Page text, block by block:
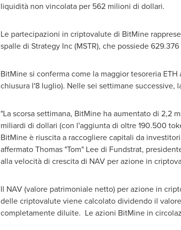
liquidità non vincolata per 562 milioni di dollari.
Le partecipazioni in criptovalute di BitMine
spalle di Strategy Inc (MSTR), che possiede
BitMine si conferma come la maggior tesoreria
chiusura l'8 luglio). Nelle sei settimane successive,
"La scorsa settimana, BitMine ha aumentato di
miliardi di dollari (con l'aggiunta di oltre 190.500
BitMine è riuscita a raccogliere capitali da
affermato Thomas "Tom" Lee di Fundstrat,
alla velocità di crescita di NAV per azione in
Il NAV (valore patrimoniale netto) per azione in
delle criptovalute viene calcolato dividendo il
completamente diluite. Le azioni BitMine in